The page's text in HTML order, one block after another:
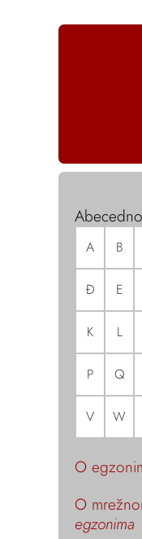
A B
Đ E
K L
P Q
V W
O
O
egzonima